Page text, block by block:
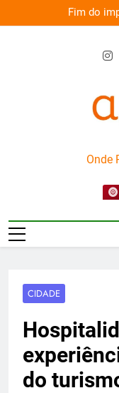
to
Fim do
Onde
CIDADE
do